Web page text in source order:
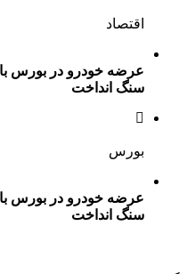
اقتصاد
عرضه خودرو در بورس
سنگ انداخت
بورس
عرضه خودرو در بورس
سنگ انداخت